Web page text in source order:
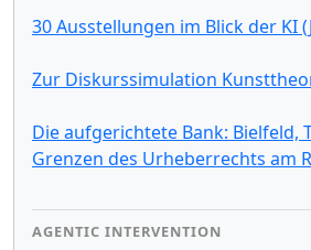
30 Ausstellungen im Blick der KI
Zur Diskurssimulation
Die aufgerichtete Bank: Bielfeld,
Grenzen des Urheberrechts am
AGENTIC INTERVENTION